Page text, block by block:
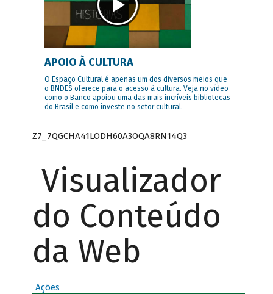
APOIO À CULTURA
O Espaço Cultural é apenas um dos diversos meios que
o BNDES oferece para o acesso à cultura. Veja no vídeo
como o Banco apoiou uma das mais incríveis bibliotecas
do Brasil e como investe no setor cultural.
Z7_7QGCHA41LODH60A3OQA8RN14Q3
Visualizador
do Conteúdo
da Web
Ações